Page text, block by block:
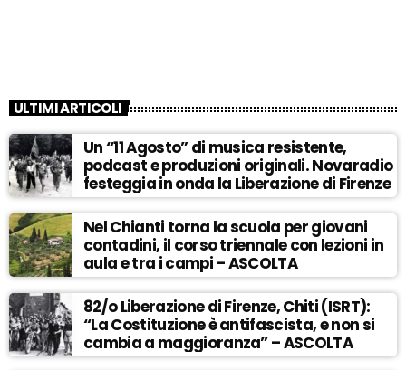
ULTIMI ARTICOLI
Un “11 Agosto” di musica resistente,
podcast e produzioni originali. Novaradio
festeggia in onda la Liberazione di Firenze
Nel Chianti torna la scuola per giovani
contadini, il corso triennale con lezioni in
aula e tra i campi – ASCOLTA
82/o Liberazione di Firenze, Chiti (ISRT):
“La Costituzione è antifascista, e non si
cambia a maggioranza” – ASCOLTA